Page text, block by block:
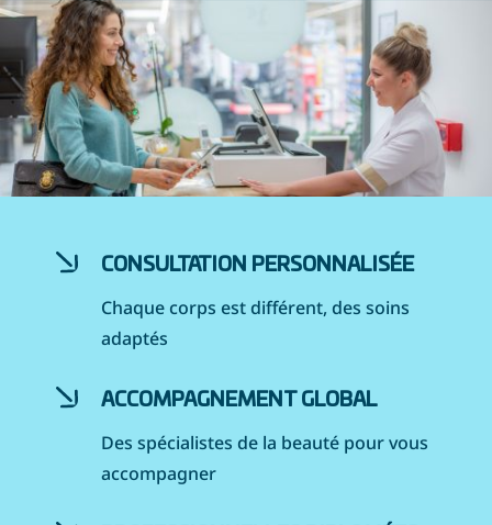
CONSULTATION PERSONNALISÉE
Chaque corps est différent, des soins
adaptés
ACCOMPAGNEMENT GLOBAL
Des spécialistes de la beauté pour vous
accompagner